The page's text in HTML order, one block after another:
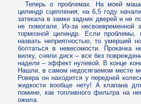
Теперь о проблемах. На моей
цилиндр сцепления, на 6,5 году
затекала в замки задних дверей и не
не помогали. Из-за несвоевременной
тормозной цилиндр. Если
назвать неприятностью, то умерший
болтаться в невесомости. Прокачка
вилку, сняли диск – все без
надели – эффект нулевой. В конце
Нашли, в самом недосягаемом месте
Ровера он находится у передней
жидкости вообще нету! А клапана
помине, как топливного фильтра на
ожила.